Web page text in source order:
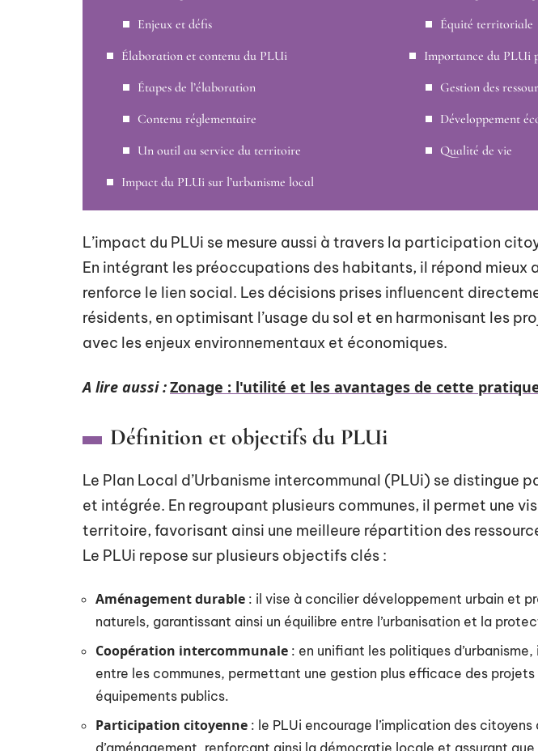
Enjeux et défis
Élaboration et contenu du PLUi
Étapes de l’élaboration
Contenu réglementaire
Un outil au service du territoire
Impact du PLUi sur l’urbanisme local
Équité territoriale
Importance du PLUi
Gestion des
Développement
Qualité de vie
L’impact du PLUi se mesure aussi à travers la participation
En intégrant les préoccupations des habitants, il répond mieux
renforce le lien social. Les décisions prises influencent
résidents, en optimisant l’usage du sol et en harmonisant les
avec les enjeux environnementaux et économiques.
A lire aussi :Zonage : l'utilité et les avantages de cette
Définition et objectifs du PLUi
Le Plan Local d’Urbanisme intercommunal (PLUi) se distingue
et intégrée. En regroupant plusieurs communes, il permet une
territoire, favorisant ainsi une meilleure répartition des
Le PLUi repose sur plusieurs objectifs clés :
Aménagement durable : il vise à concilier développement urbain et
naturels, garantissant ainsi un équilibre entre l’urbanisation et la
Coopération intercommunale : en unifiant les politiques
entre les communes, permettant une gestion plus efficace des projets
équipements publics.
Participation citoyenne : le PLUi encourage l’implication des citoyens
d’aménagement, renforçant ainsi la démocratie locale et assurant